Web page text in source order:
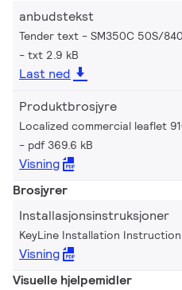
anbudstekst
Tender text - SM350C 50S/840
txt 2.9 kB
Last ned
Produktbrosjyre
Localized commercial leaflet
pdf 369.6 kB
Visning
Brosjyrer
Installasjonsinstruksjoner
KeyLine Installation Instruction
Visning
Visuelle hjelpemidler